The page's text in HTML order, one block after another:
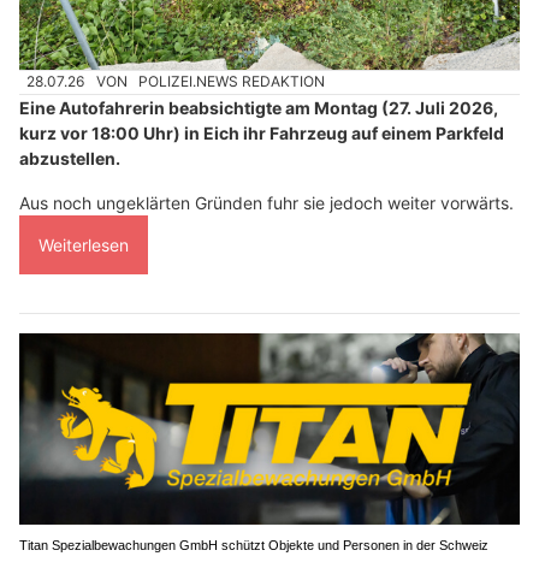
28.07.26 VON POLIZEI.NEWS REDAKTION
Eine Autofahrerin beabsichtigte am Montag (27. Juli 2026,
kurz vor 18:00 Uhr) in Eich ihr Fahrzeug auf einem Parkfeld
abzustellen.
Aus noch ungeklärten Gründen fuhr sie jedoch weiter vorwärts.
Weiterlesen
Titan Spezialbewachungen GmbH schützt Objekte und Personen in der Schweiz